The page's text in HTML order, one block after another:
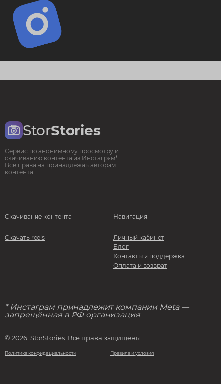
StorStories
Сервис по анонимному просмотру и
скачиванию контента из Инстаграм*.
Все права на принадлежаь авторам
контента.
Скачивание контента
Скачать reels
Навигация
Личный кабинет
Блог
Контакты и поддержка
Оплата и возврат
* Инстаграм принадлежит компании Meta —
запрещённая в РФ организация
© 2026. StorStories. Все права защищены
Политика конфидециальности Правила и условия